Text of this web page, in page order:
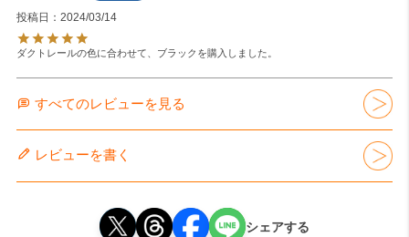
投稿日
2024/03/14
ダクトレールの色に合わせて、ブラックを購入しました。
すべてのレビューを見る
レビューを書く
シェアする